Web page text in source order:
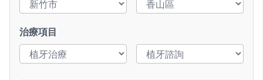
治療項目